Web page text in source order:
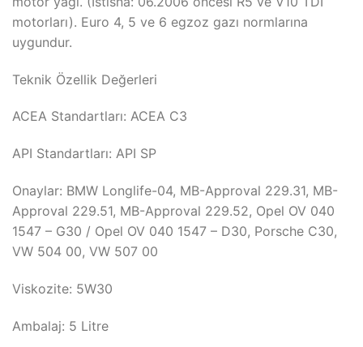
motorları). Euro 4, 5 ve 6 egzoz gazı normlarına
uygundur.
Teknik Özellik Değerleri
ACEA Standartları: ACEA C3
API Standartları: API SP
Onaylar: BMW Longlife-04, MB-Approval 229.31, MB-
Approval 229.51, MB-Approval 229.52, Opel OV 040
1547 – G30 / Opel OV 040 1547 – D30, Porsche C30,
VW 504 00, VW 507 00
Viskozite: 5W30
Ambalaj: 5 Litre